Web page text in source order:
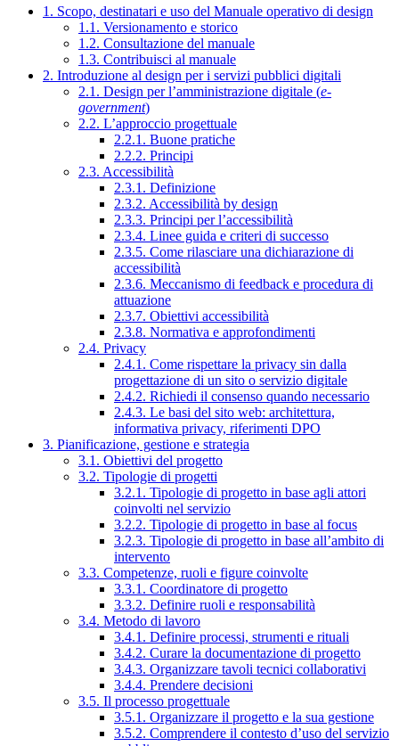
1. Scopo, destinatari e uso del Manuale operativo di design
1.1. Versionamento e storico
1.2. Consultazione del manuale
1.3. Contribuisci al manuale
2. Introduzione al design per i servizi pubblici digitali
2.1. Design per l’amministrazione digitale (e-
government)
2.2. L’approccio progettuale
2.2.1. Buone pratiche
2.2.2. Principi
2.3. Accessibilità
2.3.1. Definizione
2.3.2. Accessibilità by design
2.3.3. Principi per l’accessibilità
2.3.4. Linee guida e criteri di successo
2.3.5. Come rilasciare una dichiarazione di
accessibilità
2.3.6. Meccanismo di feedback e procedura di
attuazione
2.3.7. Obiettivi accessibilità
2.3.8. Normativa e approfondimenti
2.4. Privacy
2.4.1. Come rispettare la privacy sin dalla
progettazione di un sito o servizio digitale
2.4.2. Richiedi il consenso quando necessario
2.4.3. Le basi del sito web: architettura,
informativa privacy, riferimenti DPO
3. Pianificazione, gestione e strategia
3.1. Obiettivi del progetto
3.2. Tipologie di progetti
3.2.1. Tipologie di progetto in base agli attori
coinvolti nel servizio
3.2.2. Tipologie di progetto in base al focus
3.2.3. Tipologie di progetto in base all’ambito di
intervento
3.3. Competenze, ruoli e figure coinvolte
3.3.1. Coordinatore di progetto
3.3.2. Definire ruoli e responsabilità
3.4. Metodo di lavoro
3.4.1. Definire processi, strumenti e rituali
3.4.2. Curare la documentazione di progetto
3.4.3. Organizzare tavoli tecnici collaborativi
3.4.4. Prendere decisioni
3.5. Il processo progettuale
3.5.1. Organizzare il progetto e la sua gestione
3.5.2. Comprendere il contesto d’uso del servizio